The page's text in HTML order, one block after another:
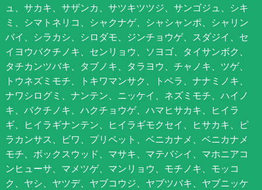
ュ、サカキ、サザンカ、サツキツツジ、サンゴジュ、シキ
ミ、シマトネリコ、シャクナゲ、シャシャンポ、シャリン
バイ、シラカシ、シロダモ、ジンチョウゲ、スダジイ、セ
イヨウバクチノキ、センリョウ、ソヨゴ、タイサンボク、
タチカンツバキ、タブノキ、タラヨウ、チャノキ、ツゲ、
トウネズミモチ、トキワマンサク、トベラ、ナナミノキ、
ナワシログミ、ナンテン、ニッケイ、ネズミモチ、ハイノ
キ、バクチノキ、ハクチョウゲ、ハマヒサカキ、ヒイラ
ギ、ヒイラギナンテン、ヒイラギモクセイ、ヒサカキ、ピ
ラカンサス、ビワ、プリペット、ベニカナメ、ベニカナメ
モチ、ボックスウッド、マサキ、マテバシイ、マホニアコ
ンヒューサ、マメツゲ、マンリョウ、モチノキ、モッコ
ク、ヤシ、ヤツデ、ヤブコウジ、ヤブツバキ、ヤブニッケ